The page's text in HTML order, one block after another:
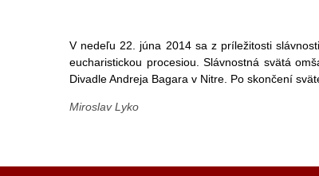
V nedeľu 22. júna 2014 sa z príležitosti
eucharistickou procesiou. Slávnostná svätá
Divadle Andreja Bagara v Nitre. Po skončení
Miroslav Lyko